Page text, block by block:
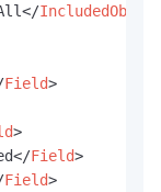
</
Field>
>
</Field>
Field>